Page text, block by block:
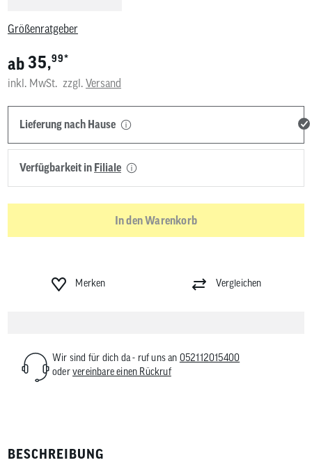
Größenratgeber
ab35,99*
inkl. MwSt. zzgl. Versand
Lieferung nach Hause
Verfügbarkeit in Filiale
In den Warenkorb
Merken Vergleichen
Wir sind für dich da - ruf uns an 052112015400
odervereinbare einen Rückruf
BESCHREIBUNG